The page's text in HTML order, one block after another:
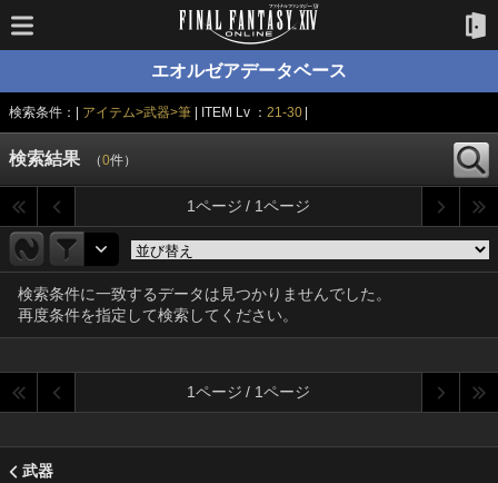
エオルゼアデータベース
検索条件：| アイテム>武器>筆 | ITEM Lv ： 21-30|
検索結果 （0件）
1ページ / 1ページ
検索条件に一致するデータは見つかりませんでした。
再度条件を指定して検索してください。
1ページ / 1ページ
武器